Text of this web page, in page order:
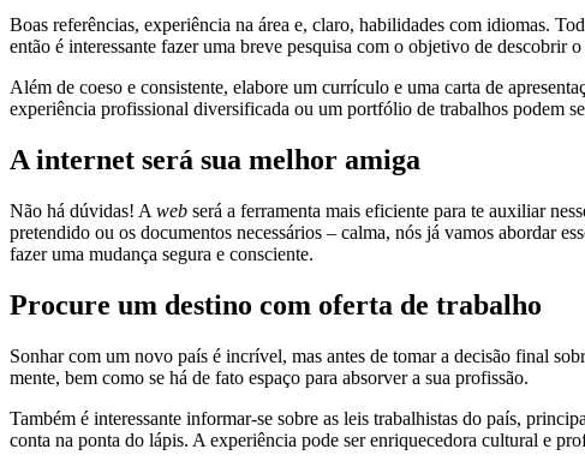
Boas referências, experiência na área e, claro, habilidades com idiomas.
então é interessante fazer uma breve pesquisa com o objetivo de
Além de coeso e consistente, elabore um currículo e uma carta de
experiência profissional diversificada ou um portfólio de trabalhos podem
A internet será sua melhor amiga
Não há dúvidas! A web será a ferramenta mais eficiente para te auxiliar
pretendido ou os documentos necessários – calma, nós já vamos abordar
fazer uma mudança segura e consciente.
Procure um destino com oferta de trabalho
Sonhar com um novo país é incrível, mas antes de tomar a decisão final
mente, bem como se há de fato espaço para absorver a sua profissão.
Também é interessante informar-se sobre as leis trabalhistas do país,
conta na ponta do lápis. A experiência pode ser enriquecedora cultural e